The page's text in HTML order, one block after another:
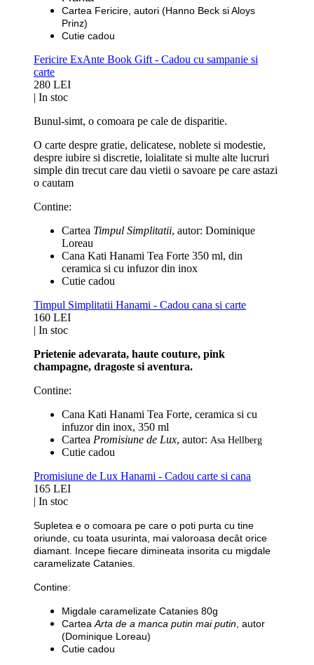
Cartea Fericire, autori (Hanno Beck si Aloys
Prinz)
Cutie cadou
Fericire ExAnte Book Gift - Cadou cu sampanie si
carte
280 LEI
| In stoc
Bunul-simt, o comoara pe cale de disparitie.
O carte despre gratie, delicatese, noblete si modestie,
despre iubire si discretie, loialitate si multe alte lucruri
simple din trecut care dau vietii o savoare pe care astazi
o cautam
Contine:
Cartea Timpul Simplitatii, autor: Dominique
Loreau
Cana Kati Hanami Tea Forte 350 ml, din
ceramica si cu infuzor din inox
Cutie cadou
Timpul Simplitatii Hanami - Cadou cana si carte
160 LEI
| In stoc
Prietenie adevarata, haute couture, pink
champagne, dragoste si aventura.
Contine:
Cana Kati Hanami Tea Forte, ceramica si cu
infuzor din inox, 350 ml
Cartea Promisiune de Lux, autor: Asa Hellberg
Cutie cadou
Promisiune de Lux Hanami - Cadou carte si cana
165 LEI
| In stoc
Supletea e o comoara pe care o poti purta cu tine
oriunde, cu toata usurinta, mai valoroasa decât orice
diamant. Incepe fiecare dimineata insorita cu migdale
caramelizate Catanies.
Contine:
Migdale caramelizate Catanies 80g
Cartea Arta de a manca putin mai putin , autor
(Dominique Loreau)
Cutie cadou